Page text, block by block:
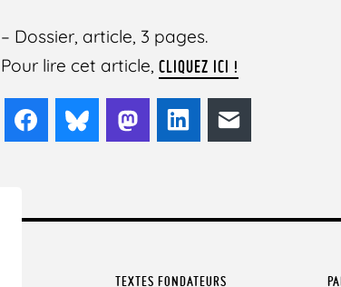
– Dossier, article, 3 pages.
Pour lire cet article,CLIQUEZ ICI !
FacebookBlueskyMastodonLinkedIn
TEXTES FONDATEURS